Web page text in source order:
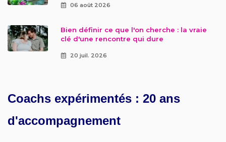
06 août 2026
Bien définir ce que l'on cherche : la vraie
clé d'une rencontre qui dure
20 juil. 2026
Coachs expérimentés : 20 ans
d'accompagnement